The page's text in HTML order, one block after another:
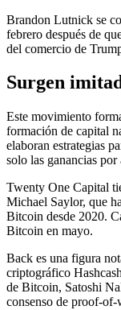
Brandon Lutnick se
febrero después de
del comercio de
Surgen
Este movimiento
formación de capital
elaboran estrategias
solo las ganancias por
Twenty One Capital
Michael Saylor, que
Bitcoin desde 2020.
Bitcoin en mayo.
Back es una figura
criptográfico
de Bitcoin, Satoshi
consenso de proof-